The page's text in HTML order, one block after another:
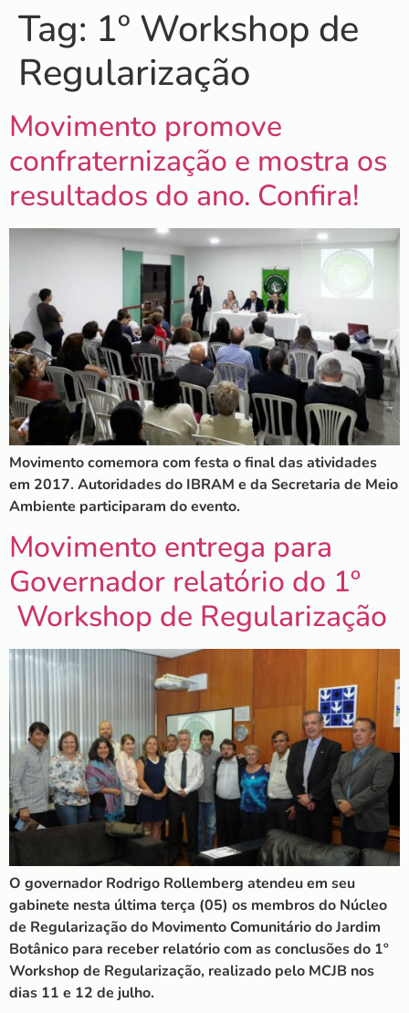
Tag: 1º Workshop de
Regularização
Movimento promove
confraternização e mostra os
resultados do ano. Confira!
Movimento comemora com festa o final das atividades
em 2017. Autoridades do IBRAM e da Secretaria de Meio
Ambiente participaram do evento.
Movimento entrega para
Governador relatório do 1º
Workshop de Regularização
O governador Rodrigo Rollemberg atendeu em seu
gabinete nesta última terça (05) os membros do Núcleo
de Regularização do Movimento Comunitário do Jardim
Botânico para receber relatório com as conclusões do 1º
Workshop de Regularização, realizado pelo MCJB nos
dias 11 e 12 de julho.